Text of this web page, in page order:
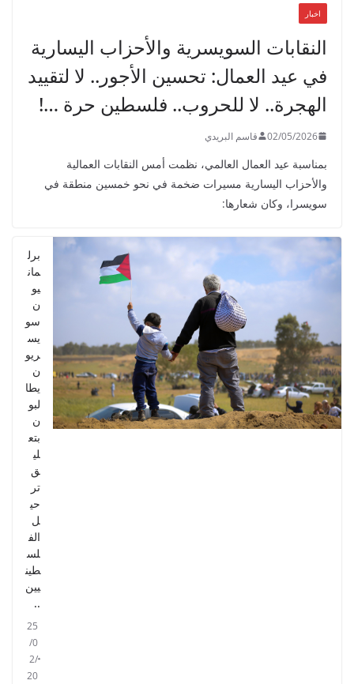
اخبار
النقابات السويسرية والأحزاب اليسارية
في عيد العمال: تحسين الأجور.. لا لتقييد
الهجرة.. لا للحروب.. فلسطين حرة …!
02/05/2026 قاسم البريدي
بمناسبة عيد العمال العالمي، نظمت أمس النقابات العمالية
والأحزاب اليسارية مسيرات ضخمة في نحو خمسين منطقة في
سويسرا، وكان شعارها:
برل
مان
يو
ن
سو
يس
ريو
ن
يطا
لبو
ن
بتع
لي
ق
تر
حي
ل
الف
لس
طين
يين
..
25
/0
2/
20